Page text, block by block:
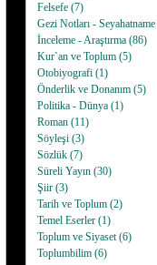
Felsefe (7)
Gezi Notları - Seyahatname
İnceleme - Araştırma (86)
Kur`an ve Toplum (5)
Otobiyografi (1)
Önderlik ve Donanım (5)
Politika - Dünya (1)
Roman (11)
Söyleşi (3)
Sözlük (7)
Süreli Yayın (30)
Şiir (3)
Tarih ve Toplum (2)
Temel Eserler (1)
Toplum ve Siyaset(6)
Toplumbilim (6)